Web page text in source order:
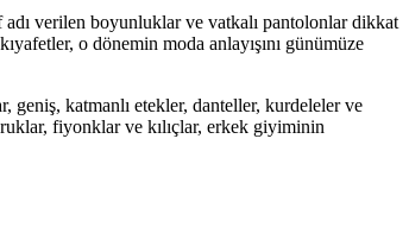
adı verilen boyunluklar ve vatkalı pantolonlar dikkat
o dönemin moda anlayışını günümüze
geniş, katmanlı etekler, danteller, kurdeleler ve
fiyonklar ve kılıçlar, erkek giyiminin